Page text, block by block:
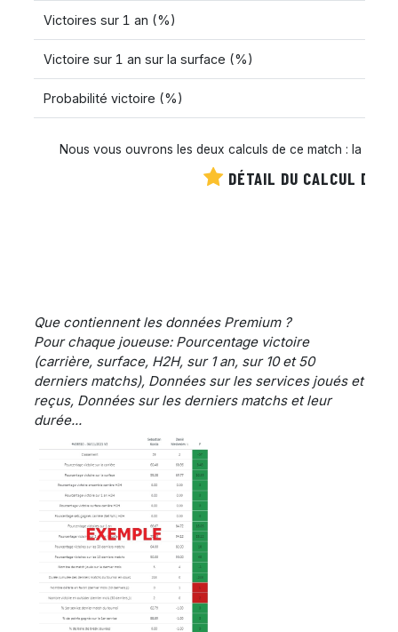
Victoires sur 1 an (%)
Victoire sur 1 an sur la surface (%)
Probabilité victoire (%)
Nous vous ouvrons les deux calculs de ce match : la
DÉTAIL DU CALCUL DE
Que contiennent les données Premium ?
Pour chaque joueuse: Pourcentage victoire
(carrière, surface, H2H, sur 1 an, sur 10 et 50
derniers matchs), Données sur les services joués et
reçus, Données sur les derniers matchs et leur
durée...